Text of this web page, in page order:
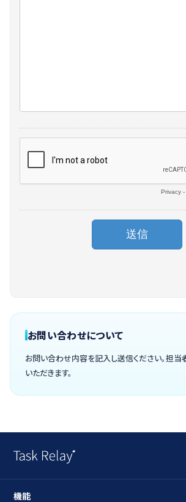
お問い合わせについて
お問い合わせ内容を記入し送信ください。担当
いただきます。
機能